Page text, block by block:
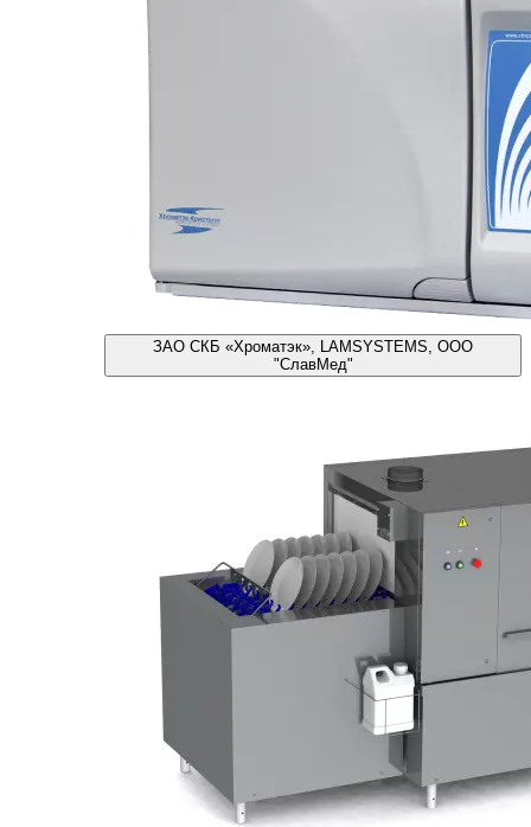
ЗАО СКБ «Хроматэк», LAMSYSTEMS, ООО
"СлавМед"